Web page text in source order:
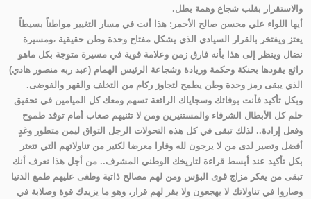
والاستقرار بقلب شجاع وهمة بطل.
أيها اللواء علي محسن صالح الأحمر: هذا أنت في مسار التغيير مواطناً بسيطاً
يعتز ويفتخر بالقرار السيادي الذي يشكل مفتاح وحدة وطن حقيقية ،ومسيرة
نضال وينظر إلى هذا بأنه فارق زمن وعلامة قوية في مسيرة متوجة بكل ماهو
رائع يقودها بحنكة وحكمة وريادة وشجاعة الرئيس الهمام (عبد ربه منصور هادي)
الذي يبقى رمز وحدة وطن يطمح لتجاوز ركام من التخلف والقهر والفوضى.
وبكل تأكيد فأنت بوفائك وسجاياك الرائعة تسهم ومعك كل الميامين في تحقيق
حلم كل الأبطال الشرفاء والمستنيرين ومن لا تثنيهم صعاب أمام توقد طموح
وفعل إرادة.. لذلك تبقى في كل هذه التحولات الرجل التواق ليمن متطور وغدٍ
أفضل وتصير لدى من لا يرجون لله وقارا معرضا لكثير من تناولاتهم التي تتعثر
بكل تأكيد عند أبسط قراءة لتاريخك الوطني المشرف.. من أجل هذا نعرف أنك
تبقى من يعكر مزاج قوى البؤس ومن لهم مصالح ذاتية وطغى عليهم طمع الدنيا
وصاروا في تناولاتك لا يهجعون ولا يقر لهم قرار، وهو ما يزيدك قوة وصلابة في